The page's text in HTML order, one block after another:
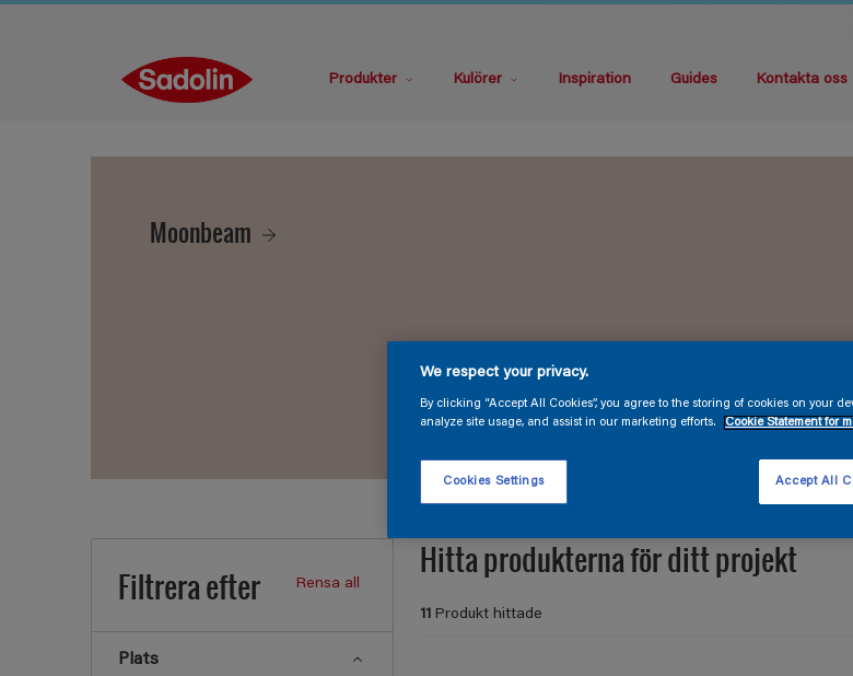
Produkter Kulörer Inspiration Guides Kontakta oss
Moonbeam
Filtrera efter Rensa all
Plats
Hitta produkterna för ditt projekt
11 Produkt hittade
We respect your privacy.
By clicking “Accept All Cookies”, you agree to the storing of cookies on your
analyze site usage, and assist in our marketing efforts.
Cookie Statement for
Accept All
Cookies Settings